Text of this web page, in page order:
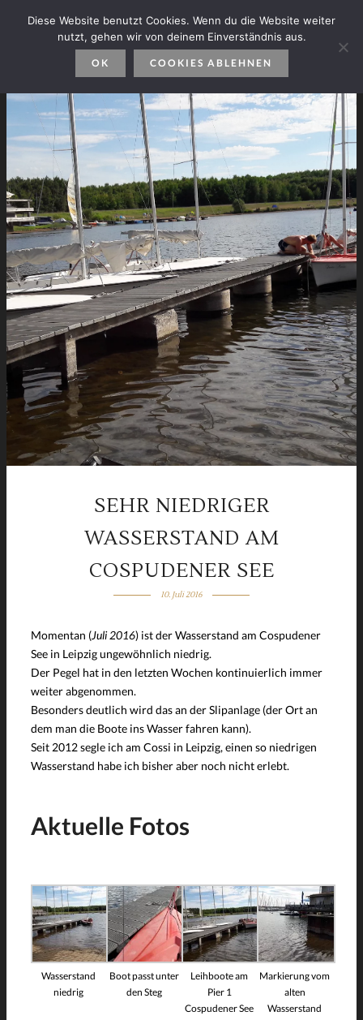
SEHR NIEDRIGER
WASSERSTAND AM
COSPUDENER SEE
10. Juli 2016
Momentan (Juli 2016) ist der Wasserstand am Cospudener
See in Leipzig ungewöhnlich niedrig.
Der Pegel hat in den letzten Wochen kontinuierlich immer
weiter abgenommen.
Besonders deutlich wird das an der Slipanlage (der Ort an
dem man die Boote ins Wasser fahren kann).
Seit 2012 segle ich am Cossi in Leipzig, einen so niedrigen
Wasserstand habe ich bisher aber noch nicht erlebt.
Aktuelle Fotos
Wasserstand
niedrig
Boot passt unter
den Steg
Leihboote am
Pier 1
Cospudener See
Markierung vom
alten
Wasserstand
Diese Website benutzt Cookies. Wenn du die Website weiter
nutzt, gehen wir von deinem Einverständnis aus.
OK COOKIES ABLEHNEN